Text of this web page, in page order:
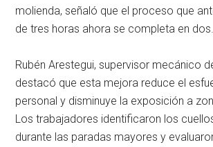
molienda, señaló que el proceso que
de tres horas ahora se completa en dos.
Rubén Arestegui, supervisor mecánico
destacó que esta mejora reduce el
personal y disminuye la exposición a
Los trabajadores identificaron los
durante las paradas mayores y